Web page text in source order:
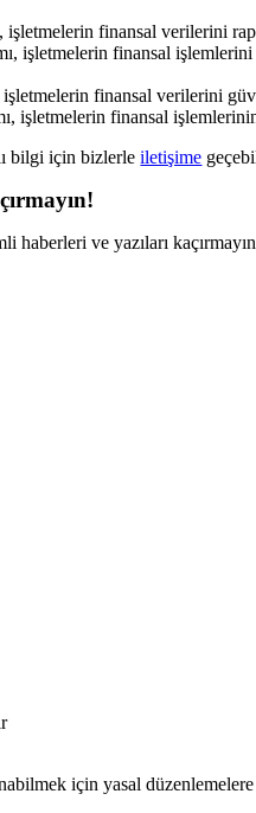
işletmelerin finansal verilerini
işletmelerin finansal
işletmelerin finansal verilerini
işletmelerin finansal
bilgi için bizlerleiletişime
haberleri ve yazıları
için yasal